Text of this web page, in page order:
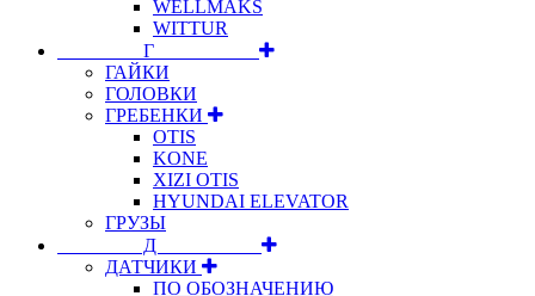
WELLMAKS
WITTUR
⠀⠀⠀⠀⠀⠀Г⠀⠀⠀⠀⠀⠀⠀
ГАЙКИ
ГОЛОВКИ
ГРЕБЕНКИ
OTIS
KONE
XIZI OTIS
HYUNDAI ELEVATOR
ГРУЗЫ
⠀⠀⠀⠀⠀⠀Д⠀⠀⠀⠀⠀⠀⠀
ДАТЧИКИ
ПО ОБОЗНАЧЕНИЮ